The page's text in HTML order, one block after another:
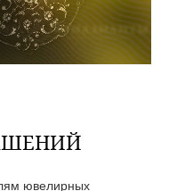
ювелирных